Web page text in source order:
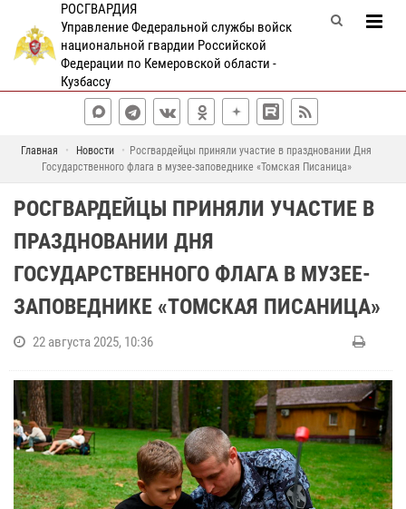
РОСГВАРДИЯ
Управление Федеральной службы войск
национальной гвардии Российской
Федерации по Кемеровской области -
Кузбассу
Главная Новости
Росгвардейцы приняли участие в праздновании Дня
Государственного флага в музее-заповеднике «Томская Писаница»
РОСГВАРДЕЙЦЫ ПРИНЯЛИ УЧАСТИЕ В
ПРАЗДНОВАНИИ ДНЯ
ГОСУДАРСТВЕННОГО ФЛАГА В МУЗЕЕ-
ЗАПОВЕДНИКЕ «ТОМСКАЯ ПИСАНИЦА»
22 августа 2025, 10:36